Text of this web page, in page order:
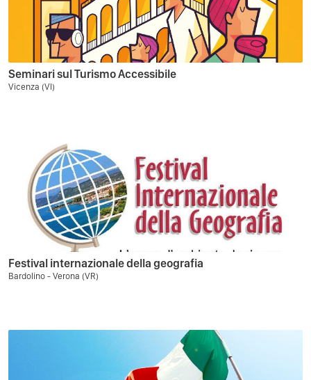
Seminari sul Turismo Accessibile
Vicenza (VI)
Festival internazionale della geografia
Bardolino - Verona (VR)